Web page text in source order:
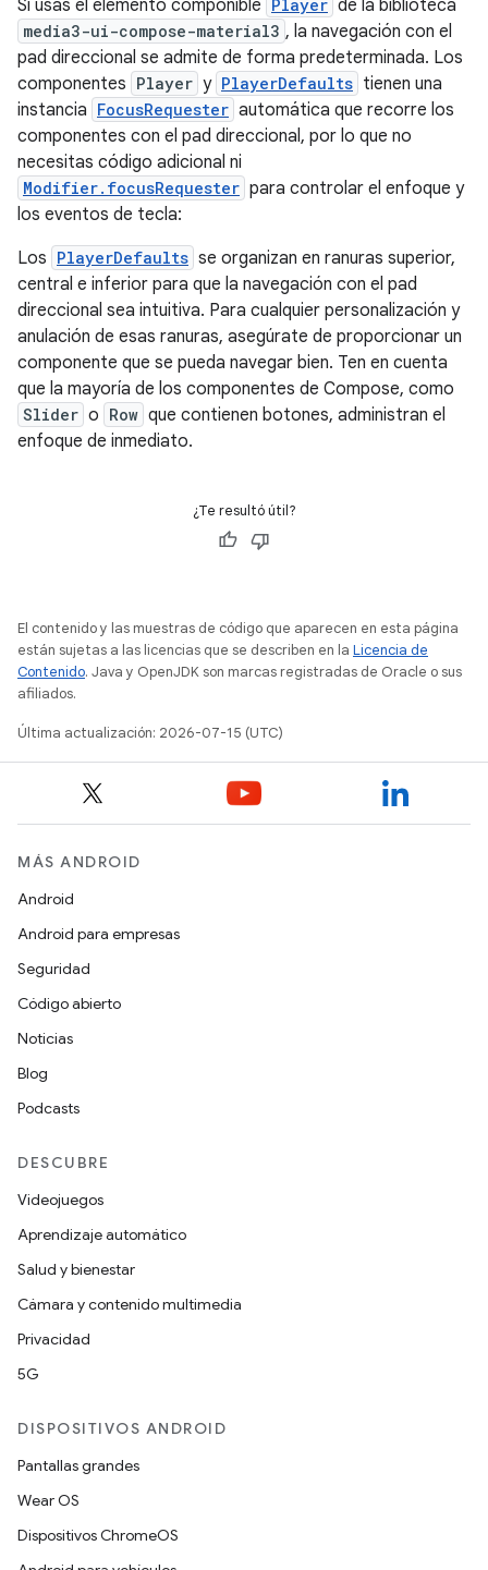
Si usas el elemento componible Player de la biblioteca
media3-ui-compose-material3 , la navegación con el
pad direccional se admite de forma predeterminada. Los
componentes Player y PlayerDefaults tienen una
instancia FocusRequester automática que recorre los
componentes con el pad direccional, por lo que no
necesitas código adicional ni
Modifier.focusRequester para controlar el enfoque y
los eventos de tecla:
Los PlayerDefaults se organizan en ranuras superior,
central e inferior para que la navegación con el pad
direccional sea intuitiva. Para cualquier personalización y
anulación de esas ranuras, asegúrate de proporcionar un
componente que se pueda navegar bien. Ten en cuenta
que la mayoría de los componentes de Compose, como
Slider o Row que contienen botones, administran el
enfoque de inmediato.
¿Te resultó útil?
El contenido y las muestras de código que aparecen en esta página
están sujetas a las licencias que se describen en la Licencia de
Contenido. Java y OpenJDK son marcas registradas de Oracle o sus
afiliados.
Última actualización: 2026-07-15 (UTC)
MÁS ANDROID
Android
Android para empresas
Seguridad
Código abierto
Noticias
Blog
Podcasts
DESCUBRE
Videojuegos
Aprendizaje automático
Salud y bienestar
Cámara y contenido multimedia
Privacidad
5G
DISPOSITIVOS ANDROID
Pantallas grandes
Wear OS
Dispositivos ChromeOS